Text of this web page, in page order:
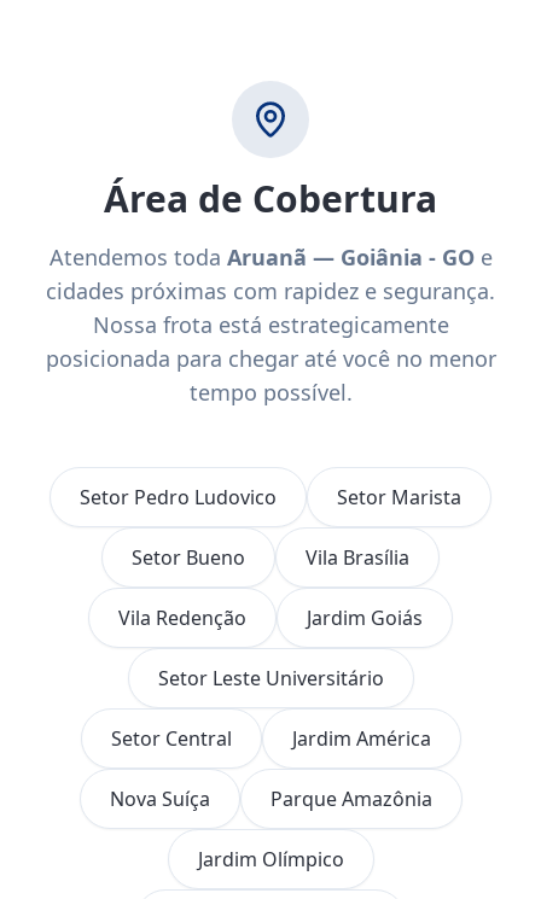
Área de Cobertura
Atendemos toda Aruanã — Goiânia - GOe
cidades próximas com rapidez e segurança.
Nossa frota está estrategicamente
posicionada para chegar até você no menor
tempo possível.
Setor Pedro Ludovico Setor Marista
Setor Bueno Vila Brasília
Vila Redenção Jardim Goiás
Setor Leste Universitário
Setor Central Jardim América
Nova Suíça Parque Amazônia
Jardim Olímpico